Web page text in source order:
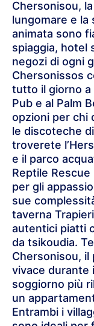
Chersonisou,
lungomare e la
animata sono
spiaggia, hotel
negozi di ogni
Chersonissos
tutto il giorno a
Pub e al Palm
opzioni per chi
le discoteche
troverete
e il parco
Reptile
per gli
sue
taverna
autentici piatti
da tsikoudia.
Chersonisou,
vivace durante
soggiorno più
un
Entrambi i